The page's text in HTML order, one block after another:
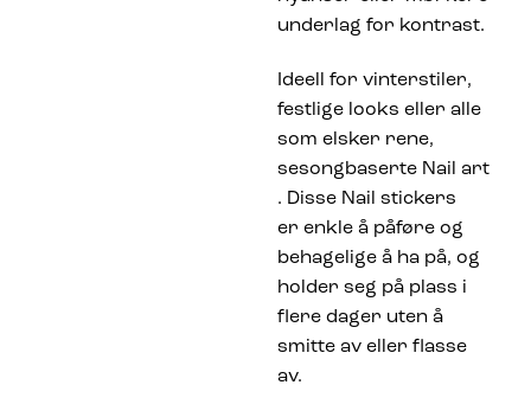
underlag for kontrast.
Ideell for vinterstiler,
festlige looks eller alle
som elsker rene,
sesongbaserte Nail art
. Disse Nail stickers
er enkle å påføre og
behagelige å ha på, og
holder seg på plass i
flere dager uten å
smitte av eller flasse
av.